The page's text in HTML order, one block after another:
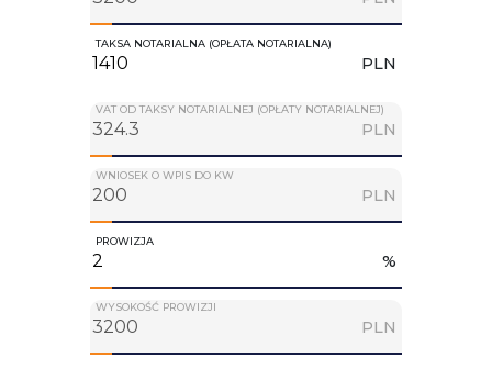
TAKSA NOTARIALNA (OPŁATA NOTARIALNA)
PLN
VAT OD TAKSY NOTARIALNEJ (OPŁATY NOTARIALNEJ)
PLN
WNIOSEK O WPIS DO KW
PLN
PROWIZJA
%
WYSOKOŚĆ PROWIZJI
PLN